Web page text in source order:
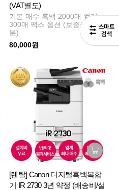
(VAT별도)
기본 매수 흑백 2000매 컬러
300매 팩스 옵션 (보증금 3개월
분)
80,000원
[렌탈] Canon 디지털흑백복합
기 IR 2730 3년 약정 (배송비/설